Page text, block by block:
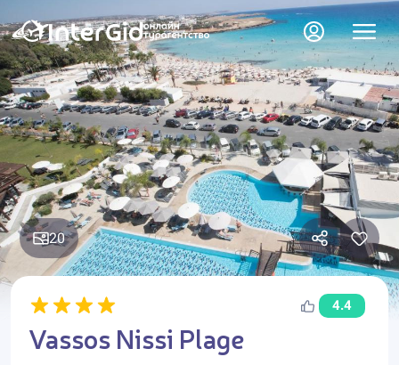
20
4.4
Vassos Nissi Plage